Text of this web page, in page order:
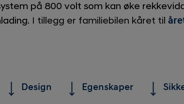
på 800 volt som kan øke
I tillegg er familiebilen kåret til
Design Egenskaper